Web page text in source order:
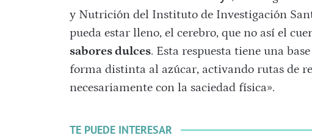
y Nutrición del Instituto de Investigación
pueda estar lleno, el cerebro, que no así el
sabores dulces. Esta respuesta tiene una
forma distinta al azúcar, activando rutas de
necesariamente con la saciedad física».
TE PUEDE INTERESAR